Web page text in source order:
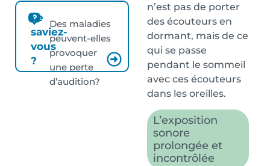
Le
saviez-
vous
?
Des maladies
peuvent-elles
provoquer
une perte
d’audition?
n’est pas de porter
des écouteurs en
dormant, mais de ce
qui se passe
pendant le sommeil
avec ces écouteurs
dans les oreilles.
L’exposition
sonore
prolongée et
incontrôlée